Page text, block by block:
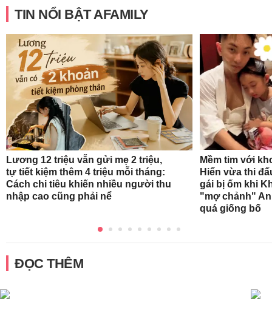
TIN NỔI BẬT AFAMILY
Lương 12 triệu vẫn gửi mẹ 2 triệu,
tự tiết kiệm thêm 4 triệu mỗi tháng:
Cách chi tiêu khiến nhiều người thu
nhập cao cũng phải nể
Mềm tim với
Hiển vừa thi
gái bị ốm khi
"mợ chảnh"
quá giống bố
ĐỌC THÊM